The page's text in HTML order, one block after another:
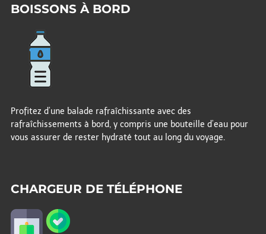
BOISSONS À BORD
Profitez d’une balade rafraîchissante avec des
rafraîchissements à bord, y compris une bouteille d’eau pour
vous assurer de rester hydraté tout au long du voyage.
CHARGEUR DE TÉLÉPHONE